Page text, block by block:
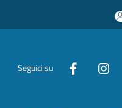
Seguici su